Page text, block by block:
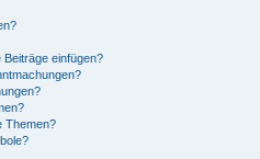
Beiträge einfügen?
Themen?